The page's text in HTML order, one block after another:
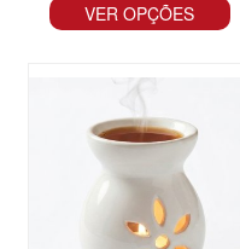
VER OPÇÕES